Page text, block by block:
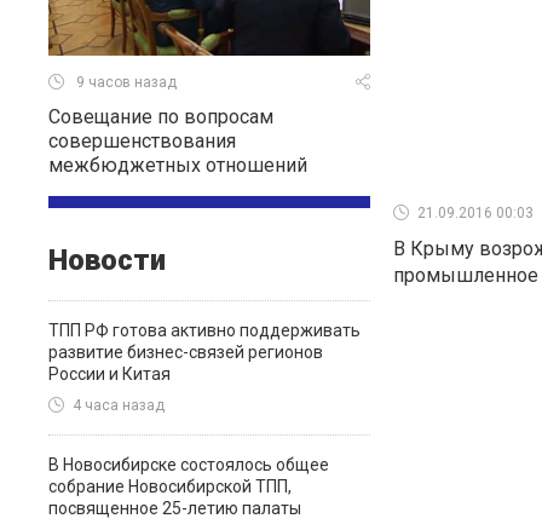
9 часов назад
Совещание по вопросам
совершенствования
межбюджетных отношений
Новости
ТПП РФ готова активно поддерживать
развитие бизнес-связей регионов
России и Китая
4 часа назад
В Новосибирске состоялось общее
собрание Новосибирской ТПП,
посвященное 25-летию палаты
21.09.2016 00:03
В Крыму
промышленное